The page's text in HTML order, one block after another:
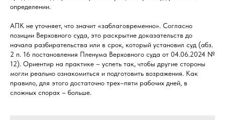
определении.
АПК не уточняет, что значит «заблаговременно». Согласно
позиции Верховного суда, это раскрытие доказательств до
начала разбирательства или в срок, который установил суд (абз.
2 п. 16 постановления Пленума Верховного суда от 04.06.2024 №
12). Ориентир на практике – успеть так, чтобы другие стороны
могли реально ознакомиться и подготовить возражения. Как
правило, для этого достаточно трех–пяти рабочих дней, в
сложных спорах – больше.